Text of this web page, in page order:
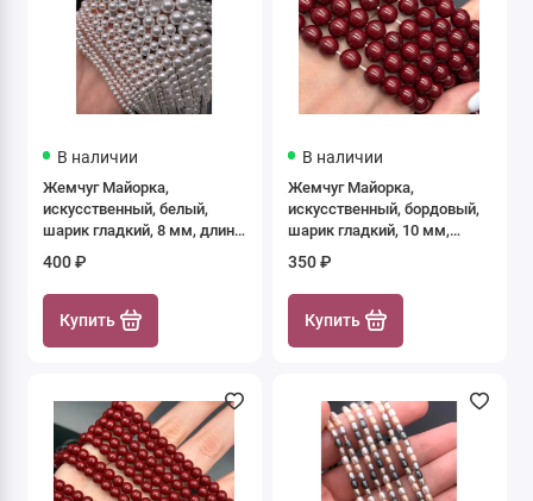
В наличии
Жемчуг Майорка,
искусственный, белый,
шарик гладкий, 8 мм, длина
400 ₽
Купить
В наличии
Жемчуг Майорка,
искусственный, бордовый,
шарик гладкий, 10 мм,
350 ₽
Купить